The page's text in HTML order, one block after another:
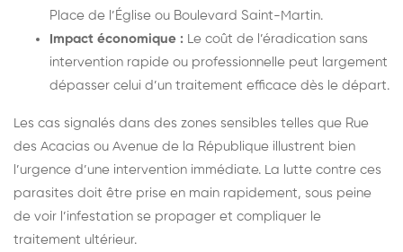
Place de l’Église ou Boulevard Saint-Martin.
Impact économique : Le coût de l’éradication sans
intervention rapide ou professionnelle peut largement
dépasser celui d’un traitement efficace dès le départ.
Les cas signalés dans des zones sensibles telles que Rue
des Acacias ou Avenue de la République illustrent bien
l’urgence d’une intervention immédiate. La lutte contre ces
parasites doit être prise en main rapidement, sous peine
de voir l’infestation se propager et compliquer le
traitement ultérieur.